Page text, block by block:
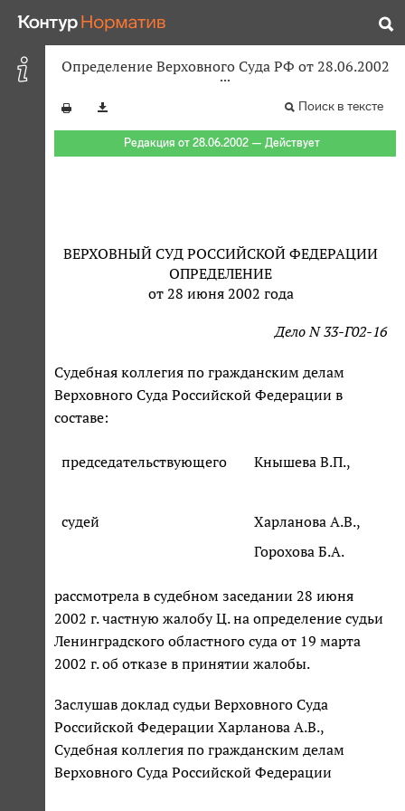
Определение Верховного Суда РФ от 28.06.2002
Поиск в тексте
Редакция от 28.06.2002 — Действует
ВЕРХОВНЫЙ СУД РОССИЙСКОЙ ФЕДЕРАЦИИ
ОПРЕДЕЛЕНИЕ
от 28 июня 2002 года
Дело N 33-Г02-16
Судебная коллегия по гражданским делам
Верховного Суда Российской Федерации в
составе:
председательствующего Кнышева В.П.,
судей
Харланова А.В.,
Горохова Б.А.
рассмотрела в судебном заседании 28 июня
2002 г. частную жалобу Ц. на определение судьи
Ленинградского областного суда от 19 марта
2002 г. об отказе в принятии жалобы.
Заслушав доклад судьи Верховного Суда
Российской Федерации Харланова А.В.,
Судебная коллегия по гражданским делам
Верховного Суда Российской Федерации